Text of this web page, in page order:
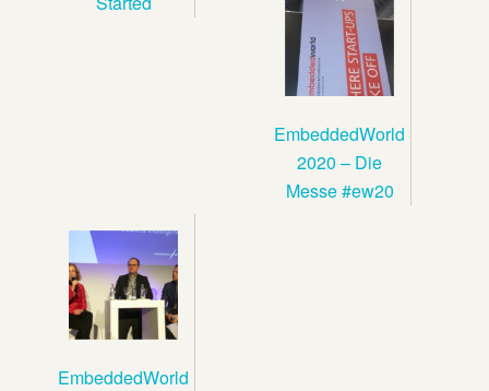
EmbeddedWorld
2020 – Die
Messe #ew20
EmbeddedWorld